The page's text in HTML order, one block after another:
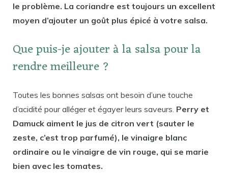
le problème. La coriandre est toujours un excellent
moyen d’ajouter un goût plus épicé à votre salsa.
Que puis-je ajouter à la salsa pour la
rendre meilleure ?
Toutes les bonnes salsas ont besoin d’une touche
d’acidité pour alléger et égayer leurs saveurs. Perry et
Damuck aiment le jus de citron vert (sauter le
zeste, c’est trop parfumé), le vinaigre blanc
ordinaire ou le vinaigre de vin rouge, qui se marie
bien avec les tomates.